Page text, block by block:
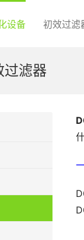
设备 初效过滤
过滤器